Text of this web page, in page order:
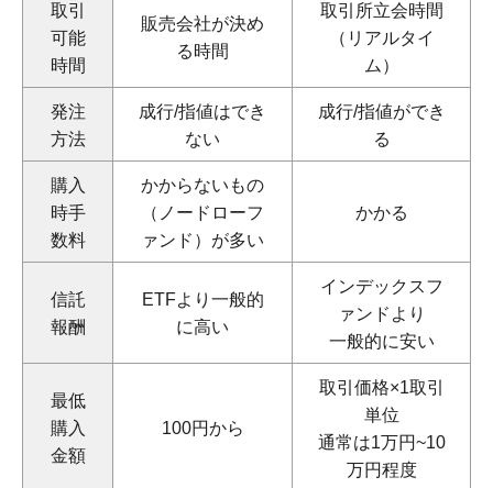
取引
可能
時間
販売会社が決め
る時間
取引所立会時間
（リアルタイ
ム）
発注
方法
成行/指値はでき
ない
成行/指値ができ
る
購入
時手
数料
かからないもの
（ノードローフ
ァンド）が多い
かかる
信託
報酬
ETFより一般的
に高い
インデックスフ
ァンドより
一般的に安い
最低
購入
金額
100円から
取引価格×1取引
単位
通常は1万円~10
万円程度